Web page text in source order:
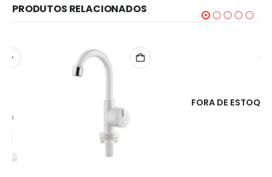
PRODUTOS RELACIONADOS
FORA DE ESTOQUE